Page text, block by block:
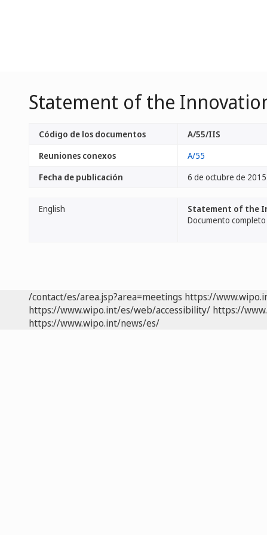
Statement of the
Código de los documentos
A/55/IIS
Reuniones conexos
A/55
Fecha de publicación
6 de octubre de 2015
English
Statement of the
Documento completo
/contact/es/area.jsp?area=meetings https://
https://www.wipo.int/es/web/accessibility/ https://
https://www.wipo.int/news/es/